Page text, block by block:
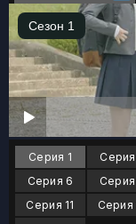
Серия 1 Серия
Серия 6
Серия
Серия 11
Серия